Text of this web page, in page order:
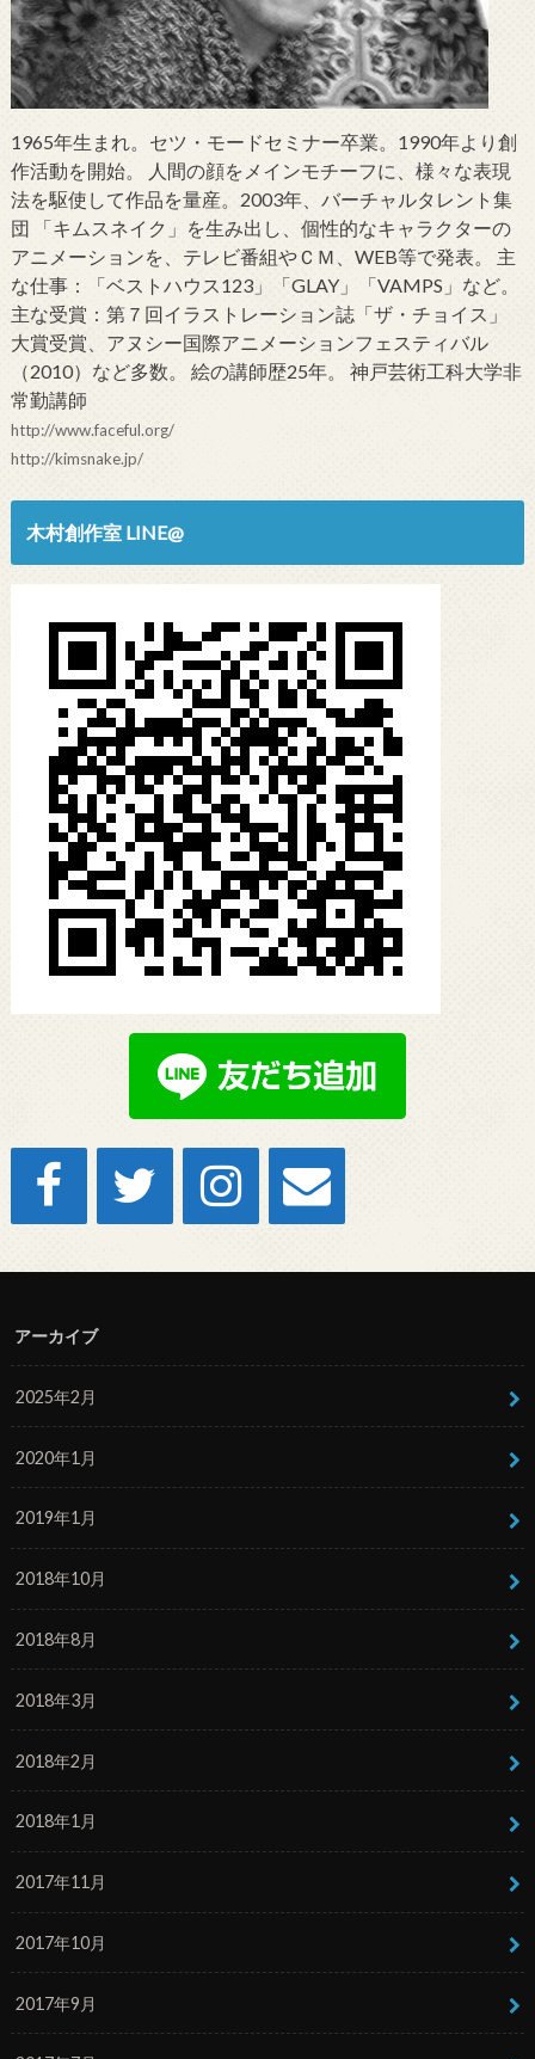
1965年生まれ。セツ・モードセミナー卒業。1990年より創
作活動を開始。 人間の顔をメインモチーフに、様々な表現
法を駆使して作品を量産。2003年、バーチャルタレント集
団 「キムスネイク」を生み出し、個性的なキャラクターの
アニメーションを、テレビ番組やＣＭ、WEB等で発表。 主
な仕事：「ベストハウス123」「GLAY」「VAMPS」など。
主な受賞：第７回イラストレーション誌「ザ・チョイス」
大賞受賞、アヌシー国際アニメーションフェスティバル
（2010）など多数。 絵の講師歴25年。 神戸芸術工科大学非
常勤講師
http://www.faceful.org/
http://kimsnake.jp/
木村創作室 LINE@
アーカイブ
2025年2月
2020年1月
2019年1月
2018年10月
2018年8月
2018年3月
2018年2月
2018年1月
2017年11月
2017年10月
2017年9月